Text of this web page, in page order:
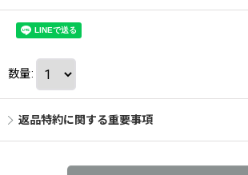
数量:
返品特約に関する重要事項